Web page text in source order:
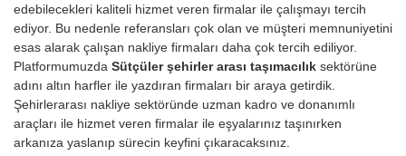
edebilecekleri kaliteli hizmet veren firmalar ile çalışmayı tercih
ediyor. Bu nedenle referansları çok olan ve müşteri memnuniyetini
esas alarak çalışan nakliye firmaları daha çok tercih ediliyor.
Platformumuzda Sütçüler şehirler arası taşımacılık sektörüne
adını altın harfler ile yazdıran firmaları bir araya getirdik.
Şehirlerarası nakliye sektöründe uzman kadro ve donanımlı
araçları ile hizmet veren firmalar ile eşyalarınız taşınırken
arkanıza yaslanıp sürecin keyfini çıkaracaksınız.